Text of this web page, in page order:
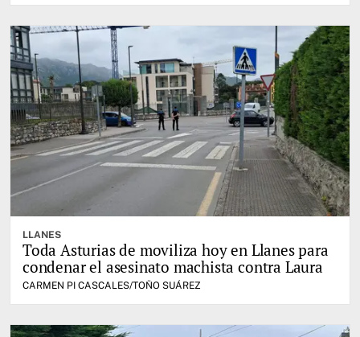
LLANES
Toda Asturias de moviliza hoy en Llanes para
condenar el asesinato machista contra Laura
CARMEN PI CASCALES/TOÑO SUÁREZ